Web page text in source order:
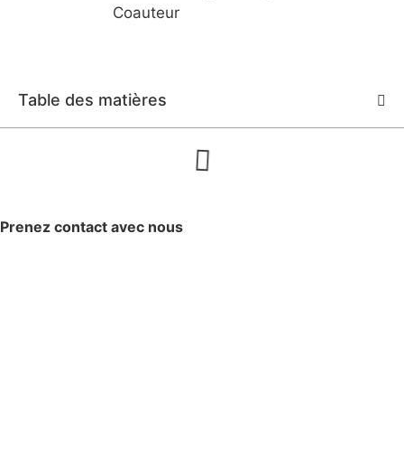
Coauteur
Table des matières
Prenez contact avec nous